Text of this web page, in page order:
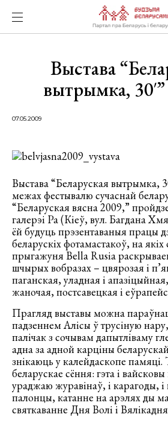
Выстава
вытрымка, 30′”
07.05.2009
Выстава “Беларуская вытрымка,
межах фестывалю сучаснай
“Беларуская вясна 2009,”
галерэі Ра (Кіеў, вул. Багдана
ёй будуць прэзентаваныя працы
беларускіх фотамастакоў, на якіх
прыгажуня Bella Rusia
шчырых вобразах – цвярозая і
паганская, уладная і
жаночая, постсавецкая і
Прагляд выставы можна
падзеннем Алісы ў трусіную
палічак з сочывам дапытліваму
адна за адной карціны
знікаюць у калейдаскопе памяці.
беларускае сёння: гэта і
ураджаю журавінаў, і карагоды,
палонцы, катанне на арэлях ды
святкаванне Дня Волі і